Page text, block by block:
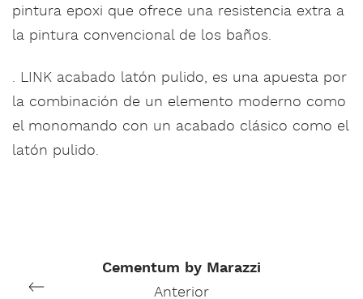
pintura epoxi que ofrece una resistencia extra a
la pintura convencional de los baños.
. LINK acabado latón pulido, es una apuesta por
la combinación de un elemento moderno como
el monomando con un acabado clásico como el
latón pulido.
Cementum by Marazzi
Anterior